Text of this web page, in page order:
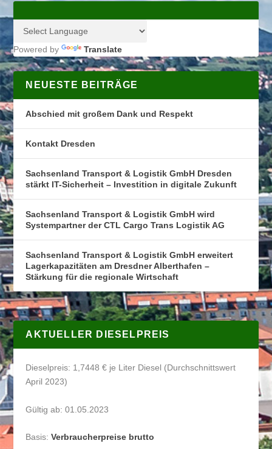
Powered by Translate
NEUESTE BEITRÄGE
Abschied mit großem Dank und Respekt
Kontakt Dresden
Sachsenland Transport & Logistik GmbH Dresden
stärkt IT-Sicherheit – Investition in digitale Zukunft
Sachsenland Transport & Logistik GmbH wird
Systempartner der CTL Cargo Trans Logistik AG
Sachsenland Transport & Logistik GmbH erweitert
Lagerkapazitäten am Dresdner Alberthafen –
Stärkung für die regionale Wirtschaft
AKTUELLER DIESELPREIS
Dieselpreis: 1,7448 € je Liter Diesel (Durchschnittswert
April 2023)
Gültig ab: 01.05.2023
Basis:Verbraucherpreise brutto